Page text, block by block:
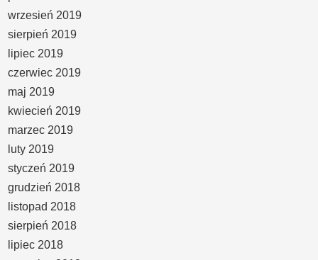
wrzesień 2019
sierpień 2019
lipiec 2019
czerwiec 2019
maj 2019
kwiecień 2019
marzec 2019
luty 2019
styczeń 2019
grudzień 2018
listopad 2018
sierpień 2018
lipiec 2018